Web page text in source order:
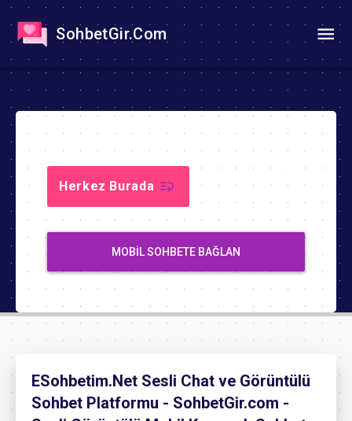
SohbetGir.Com
Herkez Burada
MOBIL SOHBETE BAĞLAN
ESohbetim.Net Sesli Chat ve Görüntülü
Sohbet Platformu - SohbetGir.com -